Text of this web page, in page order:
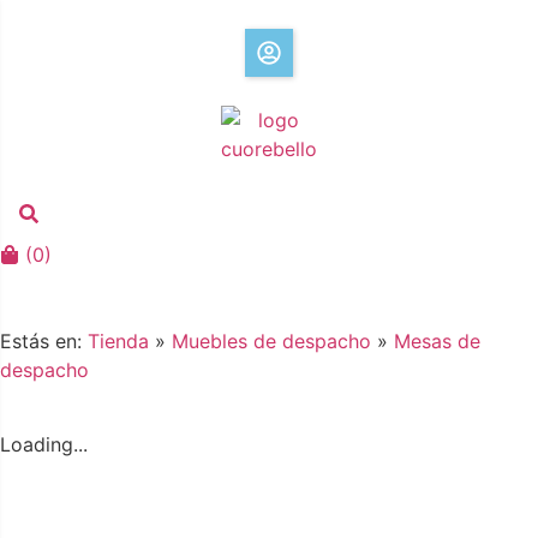
(0)
Estás en: Tienda » Muebles de despacho » Mesas de
despacho
Loading...